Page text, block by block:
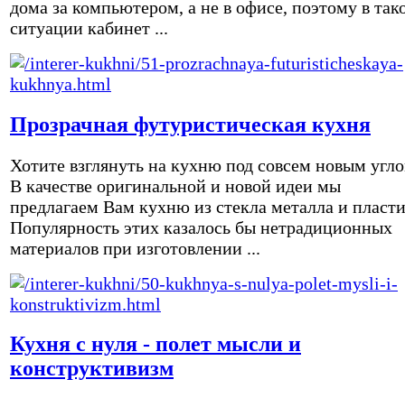
дома за компьютером, а не в офисе, поэтому в
ситуации кабинет ...
Прозрачная футуристическая кухня
Хотите взглянуть на кухню под совсем новым
В качестве оригинальной и новой идеи мы
предлагаем Вам кухню из стекла металла и
Популярность этих казалось бы нетрадиционных
материалов при изготовлении ...
Кухня с нуля - полет мысли и
конструктивизм